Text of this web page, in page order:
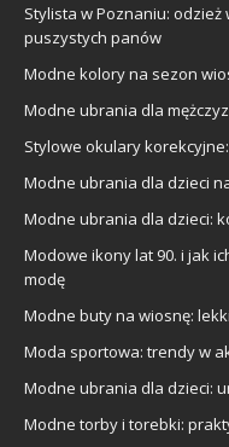
Stylista w Poznaniu:
puszystych panów
Modne kolory na sezon
Modne ubrania dla
Stylowe okulary
Modne ubrania dla dzieci
Modne ubrania dla dzieci:
Modowe ikony lat 90. i jak
modę
Modne buty na wiosnę:
Moda sportowa: trendy w
Modne ubrania dla dzieci:
Modne torby i torebki: